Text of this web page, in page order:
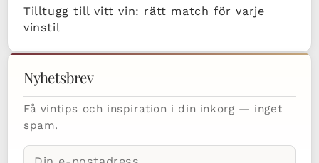
Tilltugg till vitt vin: rätt match för varje
vinstil
Nyhetsbrev
Få vintips och inspiration i din inkorg — inget
spam.
E-